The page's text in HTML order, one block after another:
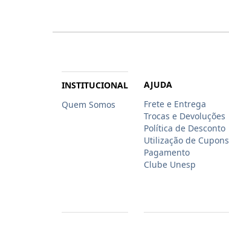
INSTITUCIONAL
Quem Somos
AJUDA
Frete e Entrega
Trocas e Devoluções
Política de Desconto
Utilização de Cupons
Pagamento
Clube Unesp